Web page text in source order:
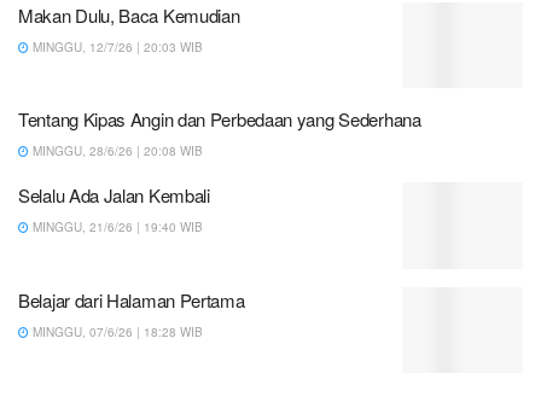
Makan Dulu, Baca Kemudian
MINGGU, 12/7/26 | 20:03 WIB
Tentang Kipas Angin dan Perbedaan yang Sederhana
MINGGU, 28/6/26 | 20:08 WIB
Selalu Ada Jalan Kembali
MINGGU, 21/6/26 | 19:40 WIB
Belajar dari Halaman Pertama
MINGGU, 07/6/26 | 18:28 WIB